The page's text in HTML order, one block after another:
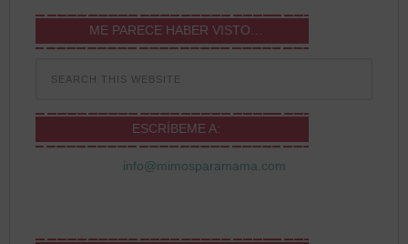
ME PARECE HABER VISTO…
ESCRÍBEME A:
info@mimosparamama.com